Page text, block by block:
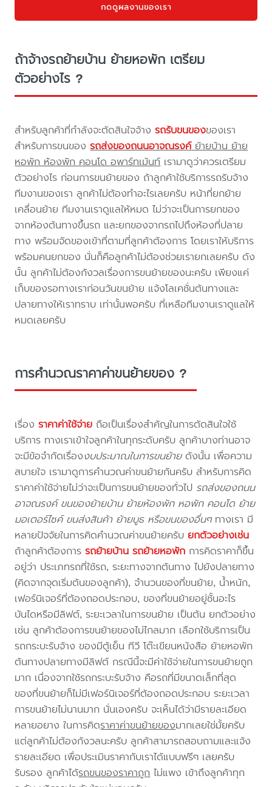
กดดูผลงานของเรา
ถ้าจ้างรถย้ายบ้าน ย้ายหอพัก เตรียม
ตัวอย่างไร ?
สำหรับลูกค้าที่กำลังจะตัดสินใจจ้างรถรับขนของของเรา
สำหรับการขนของรถส่งของถนนอาจณรงค์ย้ายบ้าน ย้าย
หอพัก ห้องพัก คอนโด อพาร์ทเม้นท์เรามาดูว่าควรเตรียม
ตัวอย่างไร ก่อนการขนย้ายของ ถ้าลูกค้าใช้บริการรถรับจ้าง
ทีมงานของเรา ลูกค้าไม่ต้องทำอะไรเลยครับ หน้าที่ยกย้าย
เคลื่อนย้าย ทีมงานเราดูแลให้หมด ไม่ว่าจะเป็นการยกของ
จากห้องต้นทางขึ้นรถ และยกของจากรถไปถึงห้องที่ปลาย
ทาง พร้อมจัดของเข้าที่ตามที่ลูกค้าต้องการ โดยเราให้บริการ
พร้อมคนยกของ นั่นก็คือลูกค้าไม่ต้องช่วยเรายกเลยครับ ดัง
นั้น ลูกค้าไม่ต้องกังวลเรื่องการขนย้ายของนะครับ เพียงแค่
เก็บของรอทางเราก่อนวันขนย้าย แจ้งโลเคชั่นต้นทางและ
ปลายทางให้เราทราบ เท่านั้นพอครับ ที่เหลือทีมงานเราดูแลให้
หมดเลยครับ
การคำนวณราคาค่าขนย้ายของ ?
เรื่องราคาค่าใช้จ่าย ถือเป็นเรื่องสำคัญในการตัดสินใจใช้
บริการ ทางเราเข้าใจลูกค้าในทุกระดับครับ ลูกค้าบางท่านอาจ
จะมีข้อจำกัดเรื่องงบประมาณในการขนย้ายดังนั้น เพื่อความ
สบายใจ เรามาดูการคำนวณค่าขนย้ายกันครับ สำหรับการคิด
ราคาค่าใช้จ่ายไม่ว่าจะเป็นการขนย้ายของทั่วไป รถส่งของถนน
อาจณรงค์ ขนของย้ายบ้าน ย้ายห้องพัก หอพัก คอนโด ย้าย
มอเตอร์ไซค์ ขนส่งสินค้า ย้ายบูธ หรือขนของอื่นๆทางเรา มี
หลายปัจจัยในการคิดคำนวณค่าขนย้ายครับยกตัวอย่างเช่น
ถ้าลูกค้าต้องการรถย้ายบ้าน รถย้ายหอพัก การคิดราคาก็ขึ้น
อยู่ว่า ประเภทรถที่ใช้รถ, ระยะทางจากต้นทาง ไปยังปลายทาง
(คิดจากจุดเริ่มต้นของลูกค้า), จำนวนของที่ขนย้าย, น้ำหนัก,
เฟอร์นิเจอร์ที่ต้องถอดประกอบ, ของที่ขนย้ายอยู่ชั้นอะไร
บันไดหรือมีลิฟต์, ระยะเวลาในการขนย้าย เป็นต้น ยกตัวอย่าง
เช่น ลูกค้าต้องการขนย้ายของไม่ไกลมาก เลือกใช้บริการเป็น
รถกระบะรับจ้าง ของมีตู้เย็น ทีวี โต๊ะเขียนหนังสือ ย้ายหอพัก
ต้นทางปลายทางมีลิฟต์ กรณีนี้จะมีค่าใช้จ่ายในการขนย้ายถูก
มาก เนื่องจากใช้รถกระบะรับจ้าง คือรถที่มีขนาดเล็กที่สุด
ของที่ขนย้ายก็ไม่มีเฟอร์นิเจอร์ที่ต้องถอดประกอบ ระยะเวลา
การขนย้ายไม่นานมาก นั่นเองครับ จะเห็นได้ว่ามีรายละเอียด
หลายอยาง ในการคิดราคาค่าขนย้ายของมากเลยใช่มั้ยครับ
แต่ลูกค้าไม่ต้องกังวลนะครับ ลูกค้าสามารถสอบถามและแจ้ง
รายละเอียด เพื่อประเมินราคากับเราได้แบบฟรีๆ เลยครับ
รับรอง ลูกค้าได้รถขนของราคาถูกไม่แพง เข้าถึงลูกค้าทุก